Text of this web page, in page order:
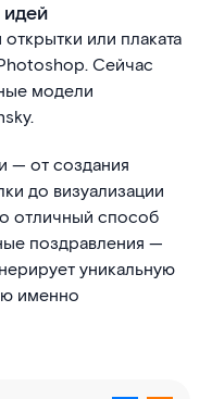
идей
или плаката
Сейчас
модели
— от создания
до визуализации
отличный способ
поздравления —
уникальную
именно